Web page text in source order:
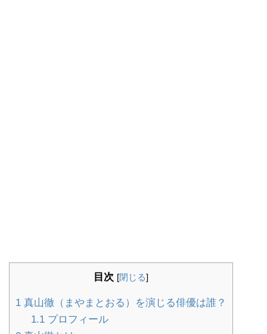
目次 [閉じる]
1 真山徹（まやまとおる）を演じる俳優は誰？
1.1プロフィール